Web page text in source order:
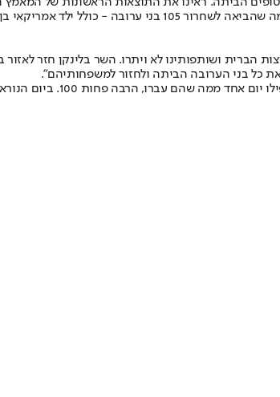
התאחדו עם יקיריהם. בנובמבר, תוך שיתוף פעולה הדוק עם קטאר, מצרים וישראל, תיווכנו
ושותפותינו לא ויתרו. השר בלינקן חזר
כל בני הערובה הביתה ולחזור למשפחותיהם".
"לעולם לא אשכח את הצער והסבל ששמעתי